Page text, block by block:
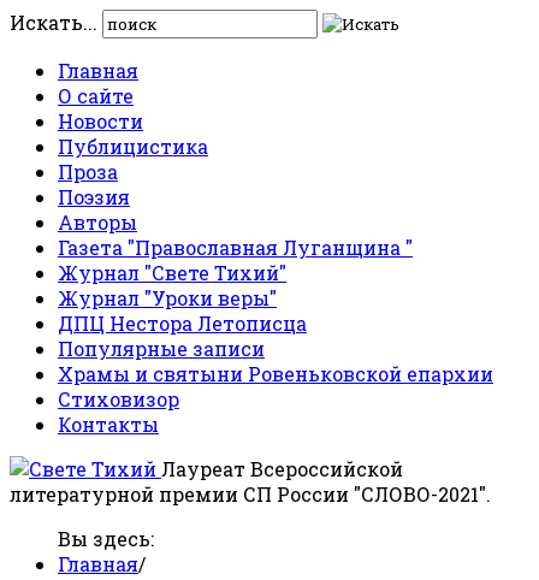
Искать...
Главная
О сайте
Новости
Публицистика
Проза
Поэзия
Авторы
Газета "Православная Луганщина "
Журнал "Свете Тихий"
Журнал "Уроки веры"
ДПЦ Нестора Летописца
Популярные записи
Храмы и святыни Ровеньковской епархии
Стиховизор
Контакты
Лауреат Всероссийской
литературной премии СП России "СЛОВО-2021".
Вы здесь:
Главная/